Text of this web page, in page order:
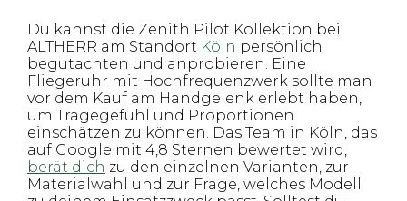
Du kannst die Zenith Pilot Kollektion bei
ALTHERR am Standort Köln persönlich
begutachten und anprobieren. Eine
Fliegeruhr mit Hochfrequenzwerk sollte man
vor dem Kauf am Handgelenk erlebt haben,
um Tragegefühl und Proportionen
einschätzen zu können. Das Team in Köln, das
auf Google mit 4,8 Sternen bewertet wird,
berät dich zu den einzelnen Varianten, zur
Materialwahl und zur Frage, welches Modell